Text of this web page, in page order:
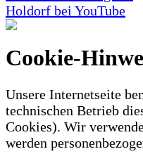
Holdorf bei YouTube
Cookie-
Unsere Internetseite
technischen Betrieb
Cookies). Wir
werden